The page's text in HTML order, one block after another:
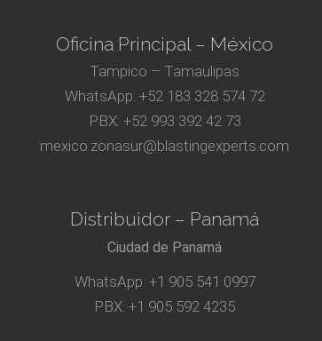
Oficina Principal – México
Tampico – Tamaulipas
WhatsApp: +52 183 328 574 72
PBX: +52 993 392 42 73
mexico.zonasur@blastingexperts.com
Distribuidor – Panamá
Ciudad de Panamá
WhatsApp: +1 905 541 0997
PBX:+1 905 592 4235